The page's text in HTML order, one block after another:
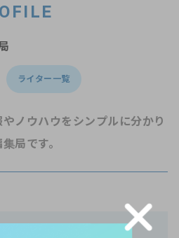
ライター一覧
ノウハウをシンプルに分かり
局です。